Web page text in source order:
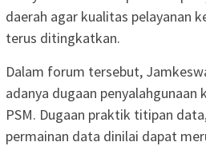
daerah agar kualitas pelayanan
terus ditingkatkan.
Dalam forum tersebut,
adanya dugaan penyalahgunaan
PSM. Dugaan praktik titipan
permainan data dinilai dapat